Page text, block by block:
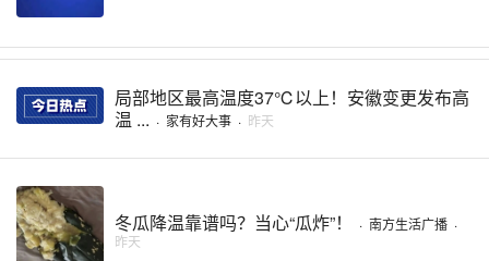
局部地区最高温度37℃以上！安徽变更发布高
温 ... · 家有好大事 · 昨天
冬瓜降温靠谱吗？当心“瓜炸”！ · 南方生活广播 ·
昨天